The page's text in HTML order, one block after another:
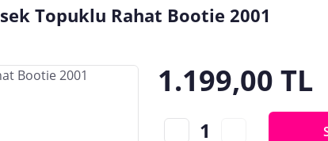
Topuklu Rahat Bootie 2001
1.199,00 TL